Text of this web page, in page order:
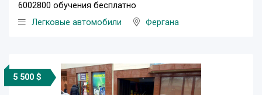
6002800 обучения бесплатно
Легковые автомобили
Фергана
5 500 $